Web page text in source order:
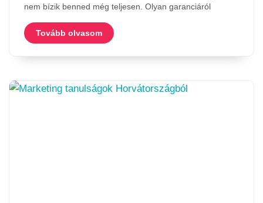
nem bízik benned még teljesen. Olyan garanciáról
Tovább olvasom